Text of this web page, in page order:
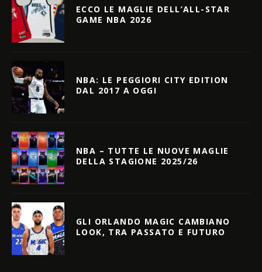
ECCO LE MAGLIE DELL’ALL-STAR
GAME NBA 2026
NBA: LE PEGGIORI CITY EDITION
DAL 2017 A OGGI
NBA – TUTTE LE NUOVE MAGLIE
DELLA STAGIONE 2025/26
GLI ORLANDO MAGIC CAMBIANO
LOOK, TRA PASSATO E FUTURO